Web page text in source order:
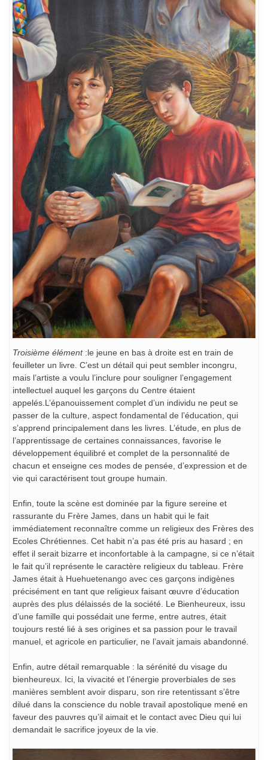
Troisième élément :le jeune en bas à droite est en train de
feuilleter un livre. C’est un détail qui peut sembler incongru,
mais l’artiste a voulu l’inclure pour souligner l’engagement
intellectuel auquel les garçons du Centre étaient
appelés.L’épanouissement complet d’un individu ne peut se
passer de la culture, aspect fondamental de l’éducation, qui
s’apprend principalement dans les livres. L’étude, en plus de
l’apprentissage de certaines connaissances, favorise le
développement équilibré et complet de la personnalité de
chacun et enseigne ces modes de pensée, d’expression et de
vie qui caractérisent tout groupe humain.
Enfin, toute la scène est dominée par la figure sereine et
rassurante du Frère James, dans un habit qui le fait
immédiatement reconnaître comme un religieux des Frères des
Ecoles Chrétiennes. Cet habit n’a pas été pris au hasard ; en
effet il serait bizarre et inconfortable à la campagne, si ce n’était
le fait qu’il représente le caractère religieux du tableau. Frère
James était à Huehuetenango avec ces garçons indigènes
précisément en tant que religieux faisant œuvre d’éducation
auprès des plus délaissés de la société. Le Bienheureux, issu
d’une famille qui possédait une ferme, entre autres, était
toujours resté lié à ses origines et sa passion pour le travail
manuel, et agricole en particulier, ne l’avait jamais abandonné
Enfin, autre détail remarquable : la sérénité du visage du
bienheureux. Ici, la vivacité et l’énergie proverbiales de ses
manières semblent avoir disparu, son rire retentissant s’être
dilué dans la conscience du noble travail apostolique mené en
faveur des pauvres qu’il aimait et le contact avec Dieu qui lui
demandait le sacrifice joyeux de la vie.